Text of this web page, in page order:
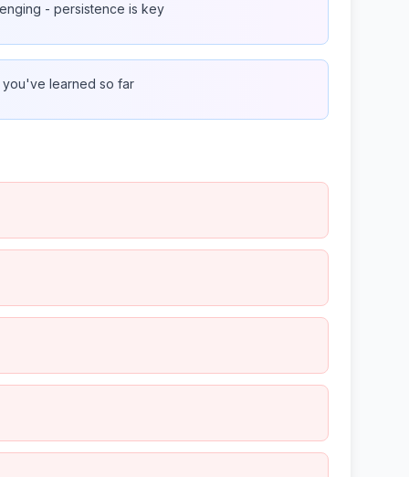
- persistence is key
learned so far